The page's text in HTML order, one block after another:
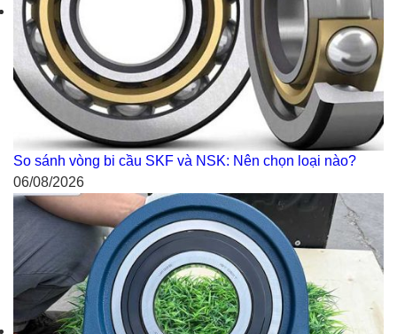
So sánh vòng bi cầu SKF và NSK: Nên chọn loại nào?
06/08/2026